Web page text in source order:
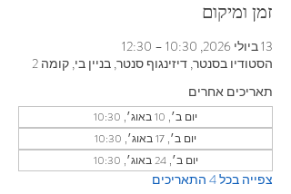
זמן ומיקום
13 ביולי 2026, 10:30 – 12:30
הסטודיו בסנטר, דיזינגוף סנטר, בניין בי, קומה 2
תאריכים אחרים
יום ב׳, 10 באוג׳, 10:30
יום ב׳, 17 באוג׳, 10:30
יום ב׳, 24 באוג׳, 10:30
צפייה בכל 4 התאריכים